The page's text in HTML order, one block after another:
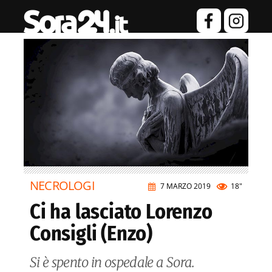
7 MARZO 2019 18"
NECROLOGI
Ci ha lasciato Lorenzo
Consigli (Enzo)
Si è spento in ospedale a Sora.